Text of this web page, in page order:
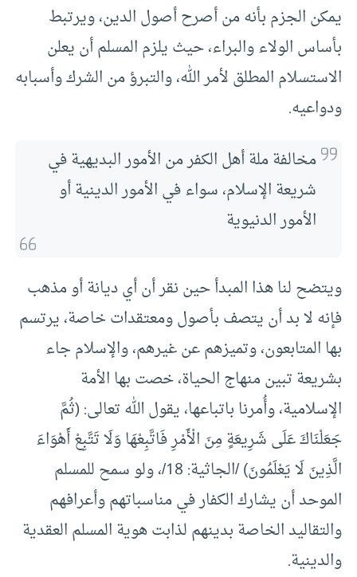
يمكن الجزم بأنه من أصرح أصول الدين، ويرتبط
بأساس الولاء والبراء، حيث يلزم المسلم أن يعلن
الاستسلام المطلق لأمر الله، والتبرؤ من الشرك وأسبابه
ودواعيه.
مخالفة ملة أهل الكفر من الأمور البديهية في
شريعة الإسلام، سواء في الأمور الدينية أو
الأمور الدنيوية
ويتضح لنا هذا المبدأ حين نقر أن أي ديانة أو مذهب
فإنه لا بد أن يتصف بأصول ومعتقدات خاصة، يرتسم
بها المتابعون، وتميزهم عن غيرهم، والإسلام جاء
بشريعة تبين منهاج الحياة، خصت بها الأمة
الإسلامية، وأُمرنا باتباعها، يقول الله تعالى: (ثُمَّ
جَعَلْنَاكَ عَلَى شَرِيعَةٍ مِنَ الْأَمْرِ فَاتَّبِعْهَا وَلَا تَتَّبِعْ أَهْوَاءَ
الَّذِينَ لَا يَعْلَمُونَ) /الجاثية: 18/، ولو سمح للمسلم
الموحد أن يشارك الكفار في مناسباتهم وأعرافهم
والتقاليد الخاصة بدينهم لذابت هوية المسلم العقدية
والدينية.